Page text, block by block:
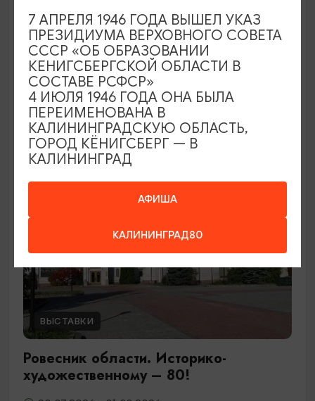
Семейный клуб выходного дня в
Морском выставочном центре
19.07.2026 - 30.08.2026, СБ 12:00, 13:00
Светлогорск, Морской выставочный центр г.
Светлогорск
ВЫСТАВКИ
Ровесник области. Историко-
художественному – 80!
АФИША
КАЛИНИНГРАД80
7 АПРЕЛЯ 1946 ГОДА ВЫШЕЛ УКАЗ
ПРЕЗИДИУМА ВЕРХОВНОГО СОВЕТА
СССР «ОБ ОБРАЗОВАНИИ
КЕНИГСБЕРГСКОЙ ОБЛАСТИ В
СОСТАВЕ РСФСР»
4 ИЮЛЯ 1946 ГОДА ОНА БЫЛА
ПЕРЕИМЕНОВАНА В
КАЛИНИНГРАДСКУЮ ОБЛАСТЬ,
ГОРОД КЁНИГСБЕРГ — В
КАЛИНИНГРАД